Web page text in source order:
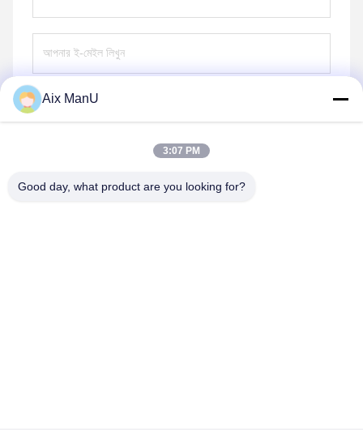
পাঠান
Aix ManU
3:07 PM
Good day, what product are you looking for?